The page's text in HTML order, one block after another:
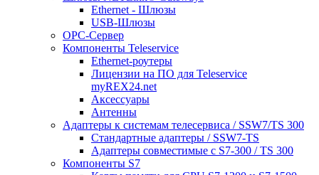
Ethernet - Шлюзы
USB-Шлюзы
ОРС-Сервер
Компоненты Teleservice
Ethernet-роутеры
Лицензии на ПО для Teleservice
myREX24.net
Аксессуары
Антенны
Адаптеры к системам телесервиса / SSW7/TS 300
Стандартные адаптеры / SSW7-TS
Адаптеры совместимые с S7-300 / TS 300
Компоненты S7